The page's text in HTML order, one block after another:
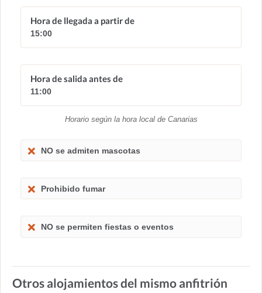
Hora de llegada a partir de
15:00
Hora de salida antes de
11:00
Horario según la hora local de Canarias
NO se admiten mascotas
Prohibido fumar
NO se permiten fiestas o eventos
Otros alojamientos del mismo anfitrión